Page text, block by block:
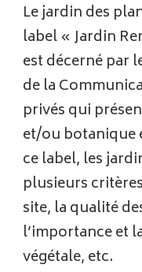
Le jardin des
label « Jardin
est décerné par
de la
privés qui
et/ou botanique
ce label, les
plusieurs
site, la qualité
l’importance et
végétale, etc.